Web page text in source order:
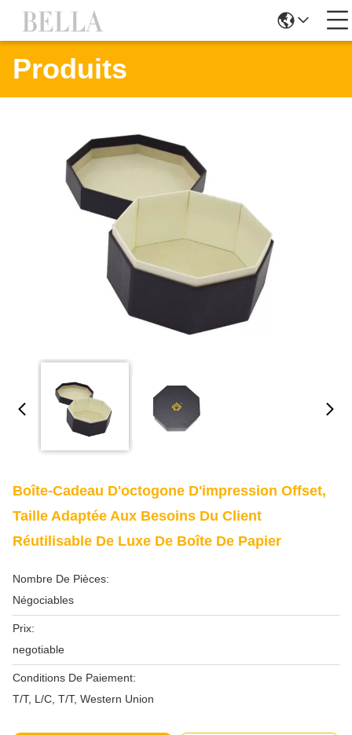
Produits
Boîte-Cadeau D'octogone D'impression Offset,
Taille Adaptée Aux Besoins Du Client
Réutilisable De Luxe De Boîte De Papier
Nombre De Pièces:
Négociables
Prix:
negotiable
Conditions De Paiement:
T/T, L/C, T/T, Western Union